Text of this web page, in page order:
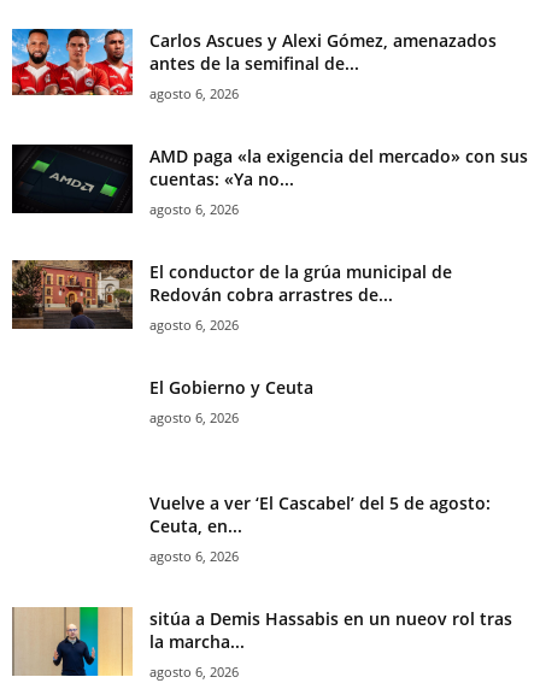
Carlos Ascues y Alexi Gómez, amenazados
antes de la semifinal de...
agosto 6, 2026
AMD paga «la exigencia del mercado» con sus
cuentas: «Ya no...
agosto 6, 2026
El conductor de la grúa municipal de
Redován cobra arrastres de...
agosto 6, 2026
El Gobierno y Ceuta
agosto 6, 2026
Vuelve a ver ‘El Cascabel’ del 5 de agosto:
Ceuta, en...
agosto 6, 2026
sitúa a Demis Hassabis en un nueov rol tras
la marcha...
agosto 6, 2026